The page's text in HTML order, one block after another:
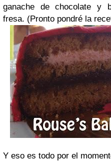
ganache de chocolate y
fresa. (Pronto pondré la
Y eso es todo por el